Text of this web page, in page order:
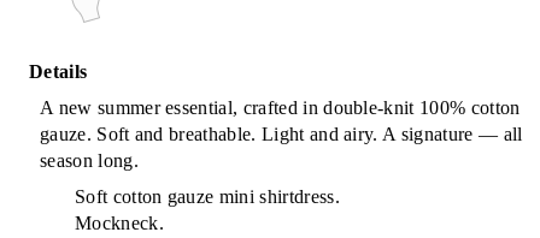
Details
A new summer essential, crafted in double-knit 100% cotton
gauze. Soft and breathable. Light and airy. A signature — all
season long.
Soft cotton gauze mini shirtdress.
Mockneck.